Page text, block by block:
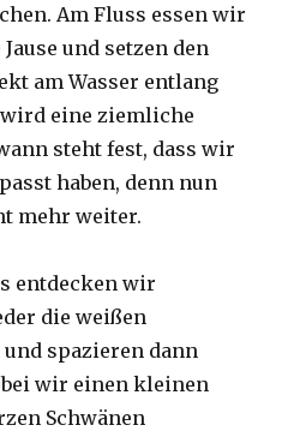
Am Fluss essen wir
und setzen den
am Wasser entlang
eine ziemliche
steht fest, dass wir
haben, denn nun
mehr weiter.
entdecken wir
die weißen
spazieren dann
wir einen kleinen
Schwänen